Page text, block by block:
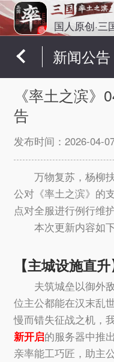
国人原创·三
新闻公告
《率土之滨
告
发布时间： 2026-04-
万物复苏，杨柳扶
公对《率土之滨》的
点对全服进行例行维护
本次更新内容如下
【主城设施直升
夫筑城垒以御外敌
位主公都能在汉末乱
慢而错失征战之机，
新开启的服务器中推
亲率能工巧匠，助主